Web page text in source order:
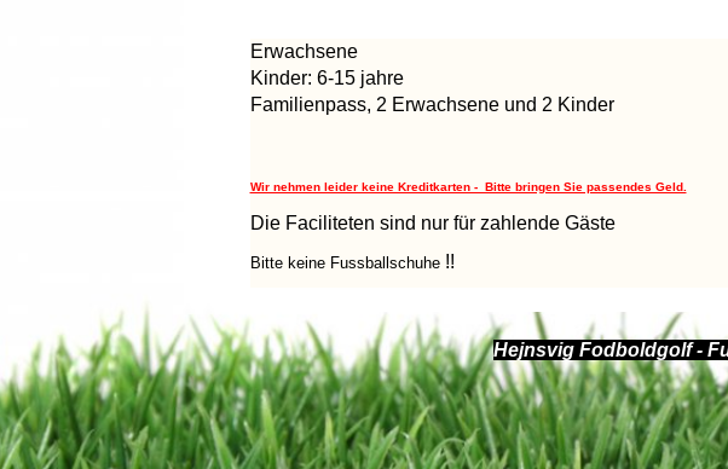
Erwachsene
Kinder: 6-15 jahre
Familienpass, 2 Erwachsene und 2 Kinder
Wir nehmen leider keine Kreditkarten - Bitte bringen Sie passendes Geld.
Die Faciliteten sind nur für zahlende Gäste
Bitte keine Fussballschuhe!!
Hejnsvig Fodboldgolf -